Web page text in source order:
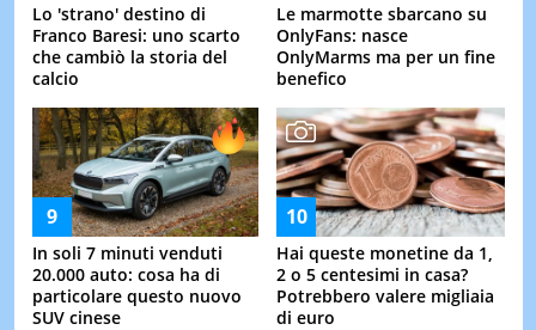
Lo 'strano' destino di
Franco Baresi: uno scarto
che cambiò la storia del
calcio
Le marmotte sbarcano su
OnlyFans: nasce
OnlyMarms ma per un fine
benefico
In soli 7 minuti venduti
20.000 auto: cosa ha di
particolare questo nuovo
SUV cinese
Hai queste monetine da 1,
2 o 5 centesimi in casa?
Potrebbero valere migliaia
di euro